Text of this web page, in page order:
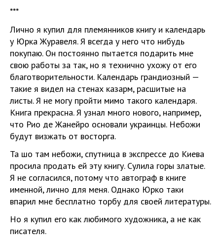
***
Лично я купил для племянников книгу и календарь
у Юрка Журавеля. Я всегда у него что нибудь
покупаю. Он постоянно пытается подарить мне
свою работы за так, но я технично ухожу от его
благотворительности. Календарь грандиозный —
такие я видел на стенах казарм, расшитые на
листы. Я не могу пройти мимо такого календаря.
Книга прекрасна. Я узнал много нового, например,
что Рио де Жанейро основали украинцы. Небожи
будут визжать от восторга.
Та шо там небожи, спутница в экспрессе до Киева
просила продать ей эту книгу. Сулила горы златые.
Я не согласился, потому что автограф в книге
именной, лично для меня. Однако Юрко таки
впарил мне бесплатно торбу для своей литературы.
Но я купил его как любимого художника, а не как
писателя.